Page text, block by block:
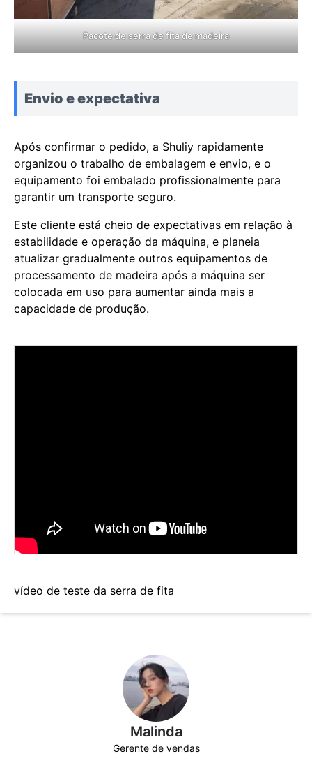
Malinda
Gerente de vendas
Pacote de serra de fita de madeira
Envio e expectativa
Após confirmar o pedido, a Shuliy rapidamente
organizou o trabalho de embalagem e envio, e o
equipamento foi embalado profissionalmente para
garantir um transporte seguro.
Este cliente está cheio de expectativas em relação à
estabilidade e operação da máquina, e planeia
atualizar gradualmente outros equipamentos de
processamento de madeira após a máquina ser
colocada em uso para aumentar ainda mais a
capacidade de produção.
vídeo de teste da serra de fita